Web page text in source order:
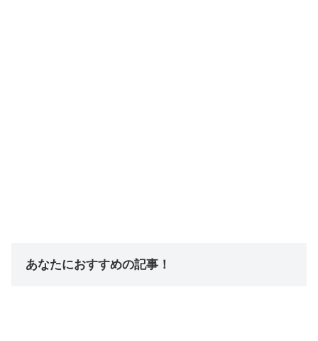
あなたにおすすめの記事！